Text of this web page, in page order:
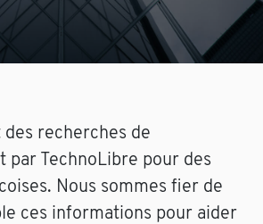
des recherches de
par TechnoLibre pour des
Nous sommes fier de
ces informations pour aider